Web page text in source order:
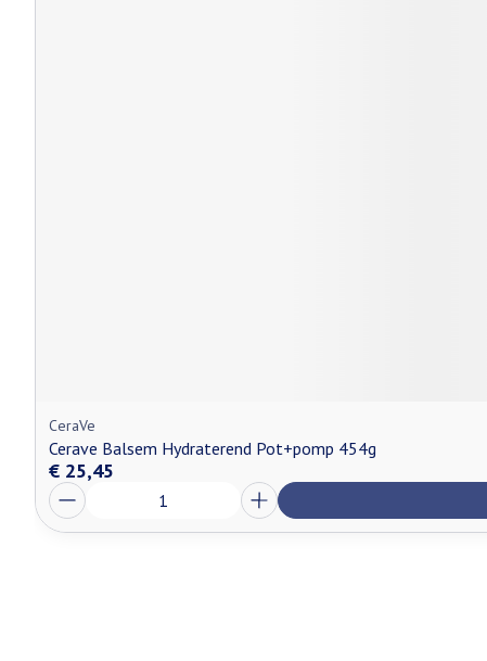
CeraVe
Cerave Balsem Hydraterend Pot+pomp 454g
€ 25,45
Aantal